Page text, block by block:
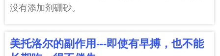
没有添加剂硼砂。
美托洛尔的副作用---即使有早搏，也不能